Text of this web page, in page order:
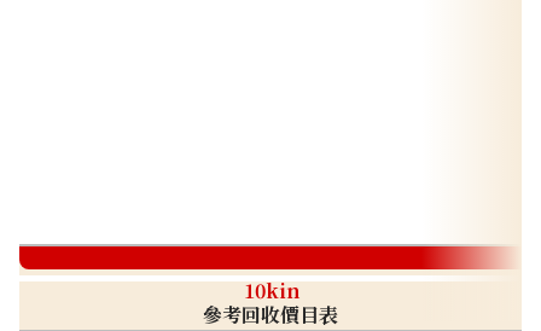
10kin
參考回收價目表